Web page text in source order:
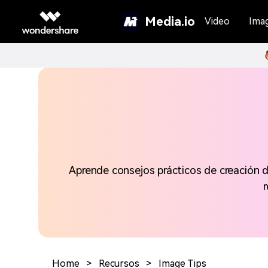
Media.io Video
Aprende consejos prácticos de creación
Home > Recursos > Image Tips